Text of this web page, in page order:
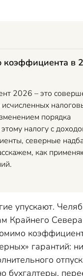
в
2026 – это
порядка
налогу с
северные
как
упускают.
Крайнего
гарантий: ни
бухгалтеры,